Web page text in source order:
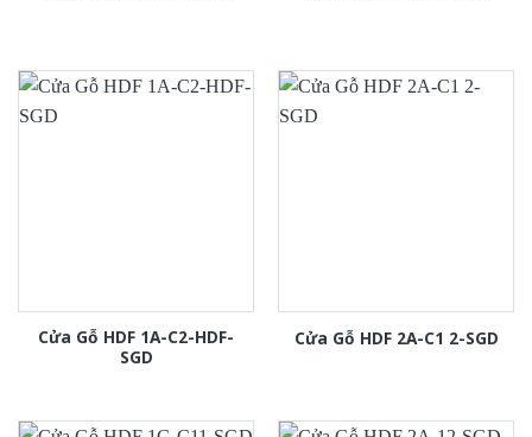
Cửa Gỗ HDF 1A-C2-HDF-
SGD
Cửa Gỗ HDF 2A-C1 2-SGD